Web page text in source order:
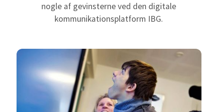
nogle af gevinsterne ved den digitale
kommunikationsplatform IBG.